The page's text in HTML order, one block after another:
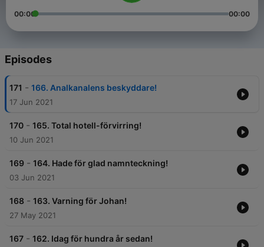
00:00 00:00
Episodes
171 - 166. Analkanalens beskyddare!
17 Jun 2021
170 - 165. Total hotell-förvirring!
10 Jun 2021
169 - 164. Hade för glad namnteckning!
03 Jun 2021
168 - 163. Varning för Johan!
27 May 2021
167 - 162. Idag för hundra år sedan!